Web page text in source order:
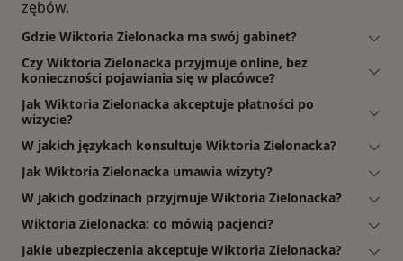
zębów.
Gdzie Wiktoria Zielonacka ma swój gabinet?
Czy Wiktoria Zielonacka przyjmuje online, bez
konieczności pojawiania się w placówce?
Jak Wiktoria Zielonacka akceptuje płatności po
wizycie?
W jakich językach konsultuje Wiktoria Zielonacka?
Jak Wiktoria Zielonacka umawia wizyty?
W jakich godzinach przyjmuje Wiktoria Zielonacka?
Wiktoria Zielonacka: co mówią pacjenci?
Jakie ubezpieczenia akceptuje Wiktoria Zielonacka?